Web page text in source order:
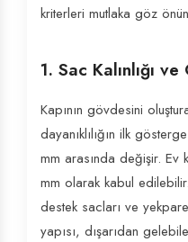
kriterleri mutlaka göz
1. Sac Kalınlığı ve
Kapının gövdesini
dayanıklılığın ilk
mm arasında değişir. Ev
mm olarak kabul
destek sacları ve
yapısı, dışarıdan